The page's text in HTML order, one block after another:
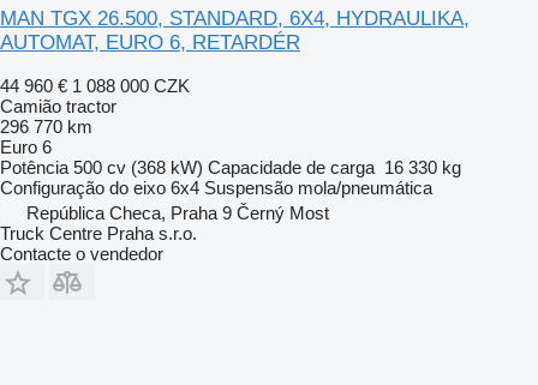
MAN TGX 26.500, STANDARD, 6X4, HYDRAULIKA,
AUTOMAT, EURO 6, RETARDÉR
44 960 € 1 088 000 CZK
Camião tractor
296 770 km
Euro 6
Potência 500 cv (368 kW) Capacidade de carga 16 330 kg
Configuração do eixo 6x4 Suspensão mola/pneumática
República Checa, Praha 9 Černý Most
Truck Centre Praha s.r.o.
Contacte o vendedor